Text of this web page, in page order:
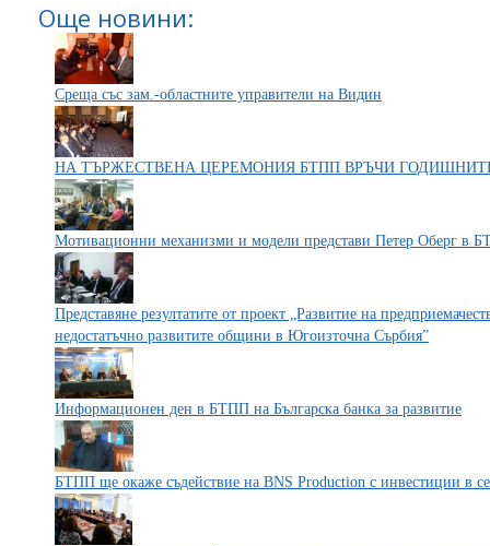
Още новини:
Среща със зам.-областните управители на Видин
НА ТЪРЖЕСТВЕНА ЦЕРЕМОНИЯ БТПП ВРЪЧИ
Мотивационни механизми и модели представи Петер Оберг в
Представяне резултатите от проект „Развитие на
недостатъчно развитите общини в Югоизточна Сърбия”
Информационен ден в БТПП на Българска банка за развитие
БТПП ще окаже съдействие на BNS Production с инвестиции в